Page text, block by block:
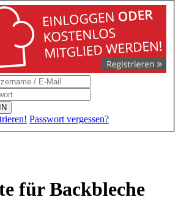
Passwort vergessen?
für Backbleche